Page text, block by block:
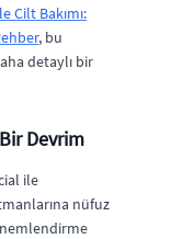
Cilt Bakımı:
, bu
detaylı bir
Devrim
ile
nüfuz